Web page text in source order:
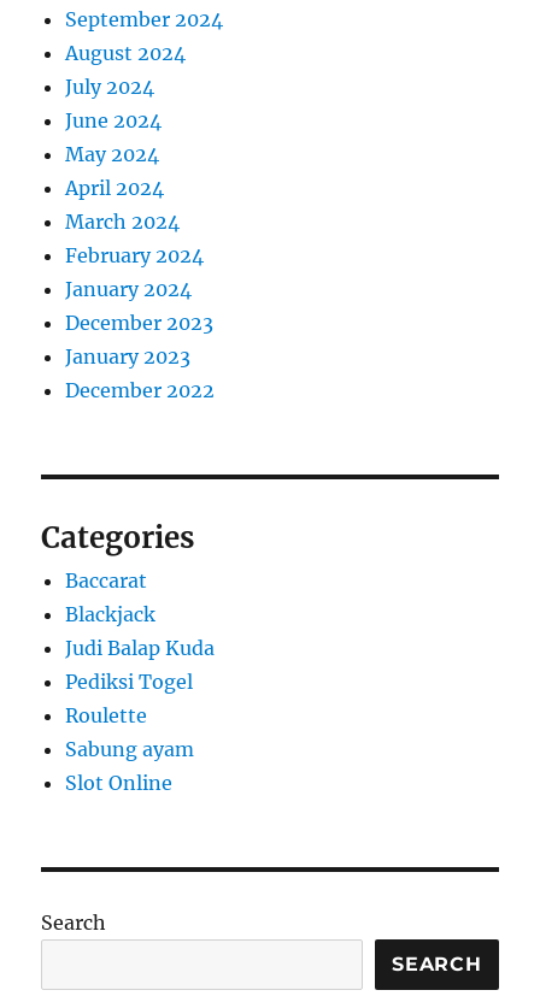
September 2024
August 2024
July 2024
June 2024
May 2024
April 2024
March 2024
February 2024
January 2024
December 2023
January 2023
December 2022
Categories
Baccarat
Blackjack
Judi Balap Kuda
Pediksi Togel
Roulette
Sabung ayam
Slot Online
Search
SEARCH